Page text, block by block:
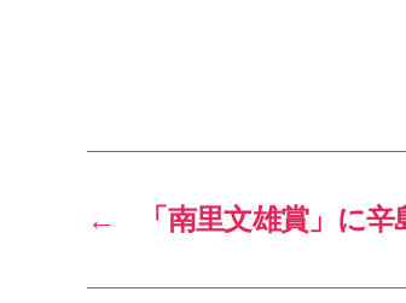
← 「南里文雄賞」に